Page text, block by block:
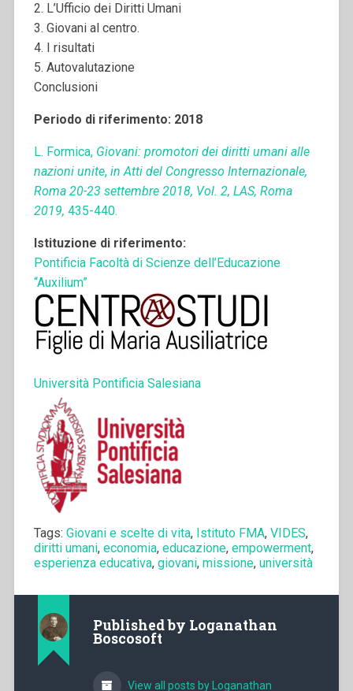
2. L’Ufficio dei Diritti Umani
3. Giovani al centro.
4.
I risultati
5. Autovalutazione
Conclusioni
Periodo di riferimento: 2018
L. Formica, Giovani: promotori dei diritti umani alle
nazioni unite, inAtti del Congresso Internazionale,
Roma 20-23 settembre 2018, Vol. 2, LAS, Roma
2019, 435-440.
Istituzione di riferimento:
Pontificia Facoltà di Scienze dell’Educazione
“Auxilium”
Università Pontificia Salesiana
Tags: Giovani e scelte di vita, Istituto FMA, VIDES,
diritti umani, economia, educazione, empowerment,
esperienza educativa, giovani, missione, università
Published by Loganathan
Boscosoft
View all posts by Loganathan